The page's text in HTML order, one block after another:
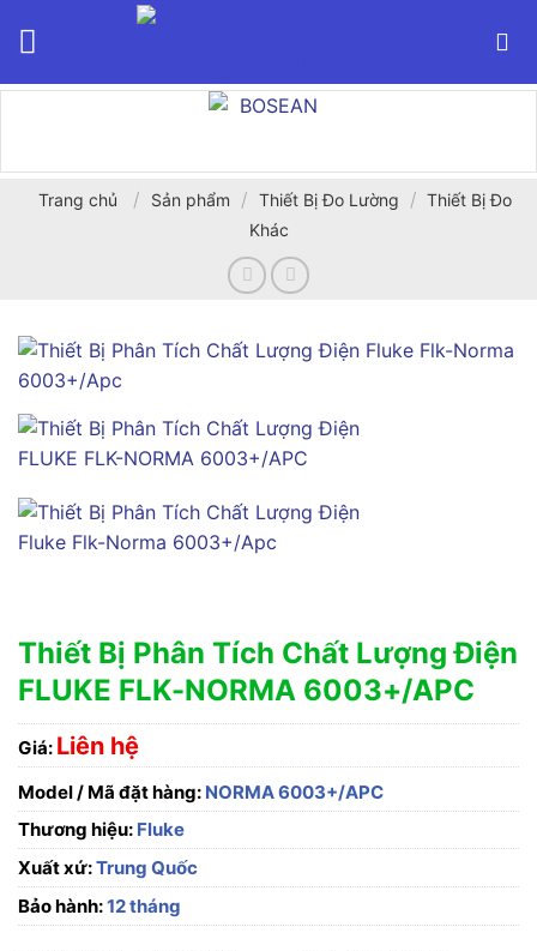
Trang chủ / Sản phẩm / Thiết Bị Đo Lường / Thiết Bị Đo
Khác
Thiết Bị Phân Tích Chất Lượng Điện
FLUKE FLK-NORMA 6003+/APC
Giá: Liên hệ
Model / Mã đặt hàng: NORMA 6003+/APC
Thương hiệu: Fluke
Xuất xứ:Trung Quốc
Bảo hành:12 tháng